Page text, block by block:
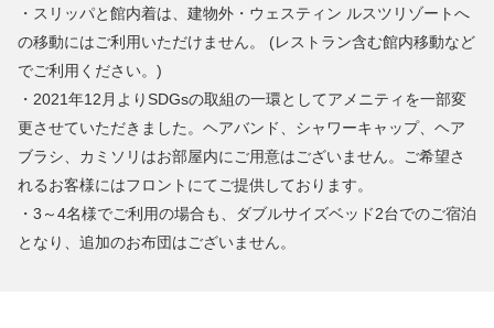
・スリッパと館内着は、建物外・ウェスティン ルスツリゾートへ
の移動にはご利用いただけません。 (レストラン含む館内移動など
でご利用ください。)
・2021年12月よりSDGsの取組の一環としてアメニティを一部変
更させていただきました。ヘアバンド、シャワーキャップ、ヘア
ブラシ、カミソリはお部屋内にご用意はございません。ご希望さ
れるお客様にはフロントにてご提供しております。
・3～4名様でご利用の場合も、ダブルサイズベッド2台でのご宿泊
となり、追加のお布団はございません。